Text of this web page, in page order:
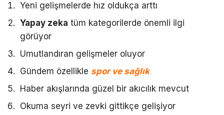
Yeni gelişmelerde hız oldukça arttı
Yapay zeka tüm kategorilerde önemli ilgi
görüyor
Umutlandıran gelişmeler oluyor
Gündem özellikle spor ve sağlık
Haber akışlarında güzel bir akıcılık mevcut
Okuma seyri ve zevki gittikçe gelişiyor